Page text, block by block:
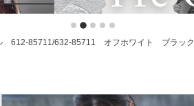
612-85711/632-85711 オフホワイト ブラック